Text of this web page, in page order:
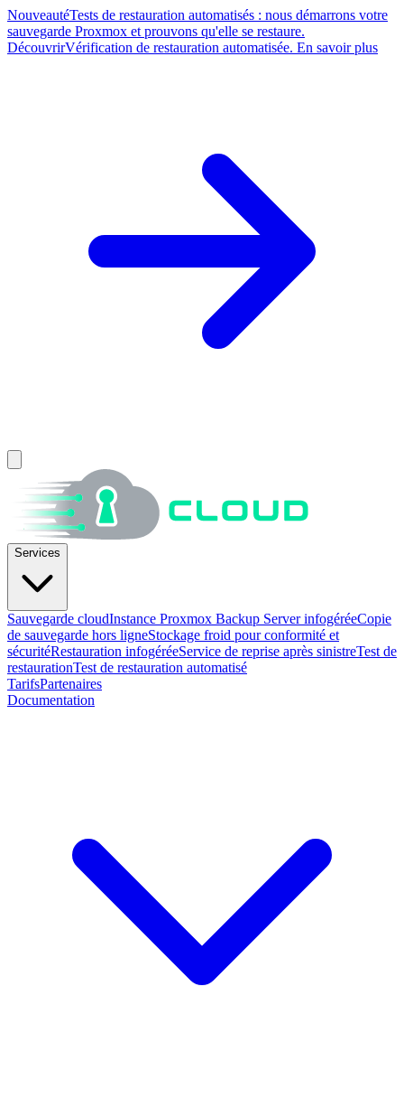
NouveautéTests de restauration automatisés : nous démarrons votre
sauvegarde Proxmox et prouvons qu'elle se restaure.
DécouvrirVérification de restauration automatisée. En savoir plus
Services
Sauvegarde cloudInstance Proxmox Backup Server infogéréeCopie
de sauvegarde hors ligneStockage froid pour conformité et
sécuritéRestauration infogéréeService de reprise après sinistreTest de
restaurationTest de restauration automatisé
TarifsPartenaires
Documentation